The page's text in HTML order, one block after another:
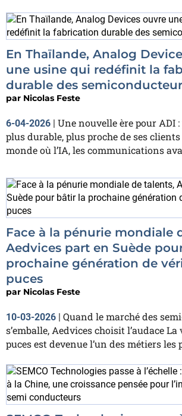
En Thaïlande, Analog
une usine qui redéfinit la
durable des
par Nicolas Feste
6-04-2026 | Une nouvelle ère pour ADI
plus durable, plus proche de ses
monde où l’IA, les communications
Face à la pénurie mondiale
Aedvices part en Suède
prochaine génération de
puces
par Nicolas Feste
10-03-2026 | Quand le marché des
s’emballe, Aedvices choisit l’audace
puces est devenue l’un des métiers les